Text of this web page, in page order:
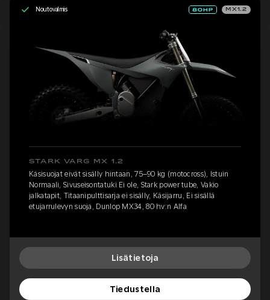
Noutovalmis MX1.2
STARK VARG MX 1.2
Käsisuojat eivät sisälly hintaan, 75–90 kg (motocross), Istuin
Normaali, Sivuseisontatuki Ei ole, Stark power tube, Vakio
jalkatapit, Titaanipulttisarja ei sisälly, Käsijarru, Ei sisällä
etujarrulevyn suoja, Dunlop MX34, 80 hv:n Alfa
Lisätietoja
Tiedustella